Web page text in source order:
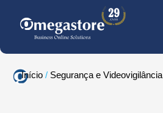
Início / Segurança e Videovigilância